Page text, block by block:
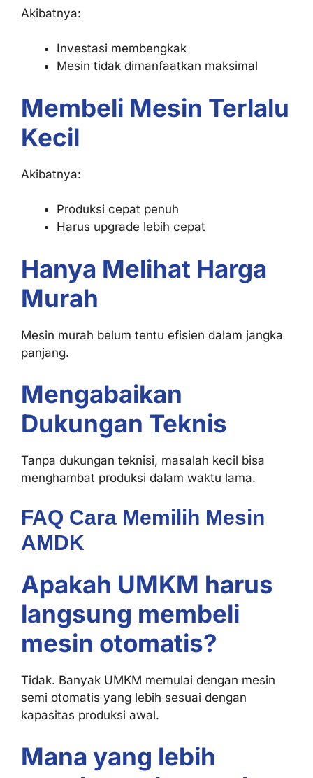
Akibatnya:
Investasi membengkak
Mesin tidak dimanfaatkan maksimal
Membeli Mesin Terlalu
Kecil
Akibatnya:
Produksi cepat penuh
Harus upgrade lebih cepat
Hanya Melihat Harga
Murah
Mesin murah belum tentu efisien dalam jangka
panjang.
Mengabaikan
Dukungan Teknis
Tanpa dukungan teknisi, masalah kecil bisa
menghambat produksi dalam waktu lama.
FAQ Cara Memilih Mesin
AMDK
Apakah UMKM harus
langsung membeli
mesin otomatis?
Tidak. Banyak UMKM memulai dengan mesin
semi otomatis yang lebih sesuai dengan
kapasitas produksi awal.
Mana yang lebih